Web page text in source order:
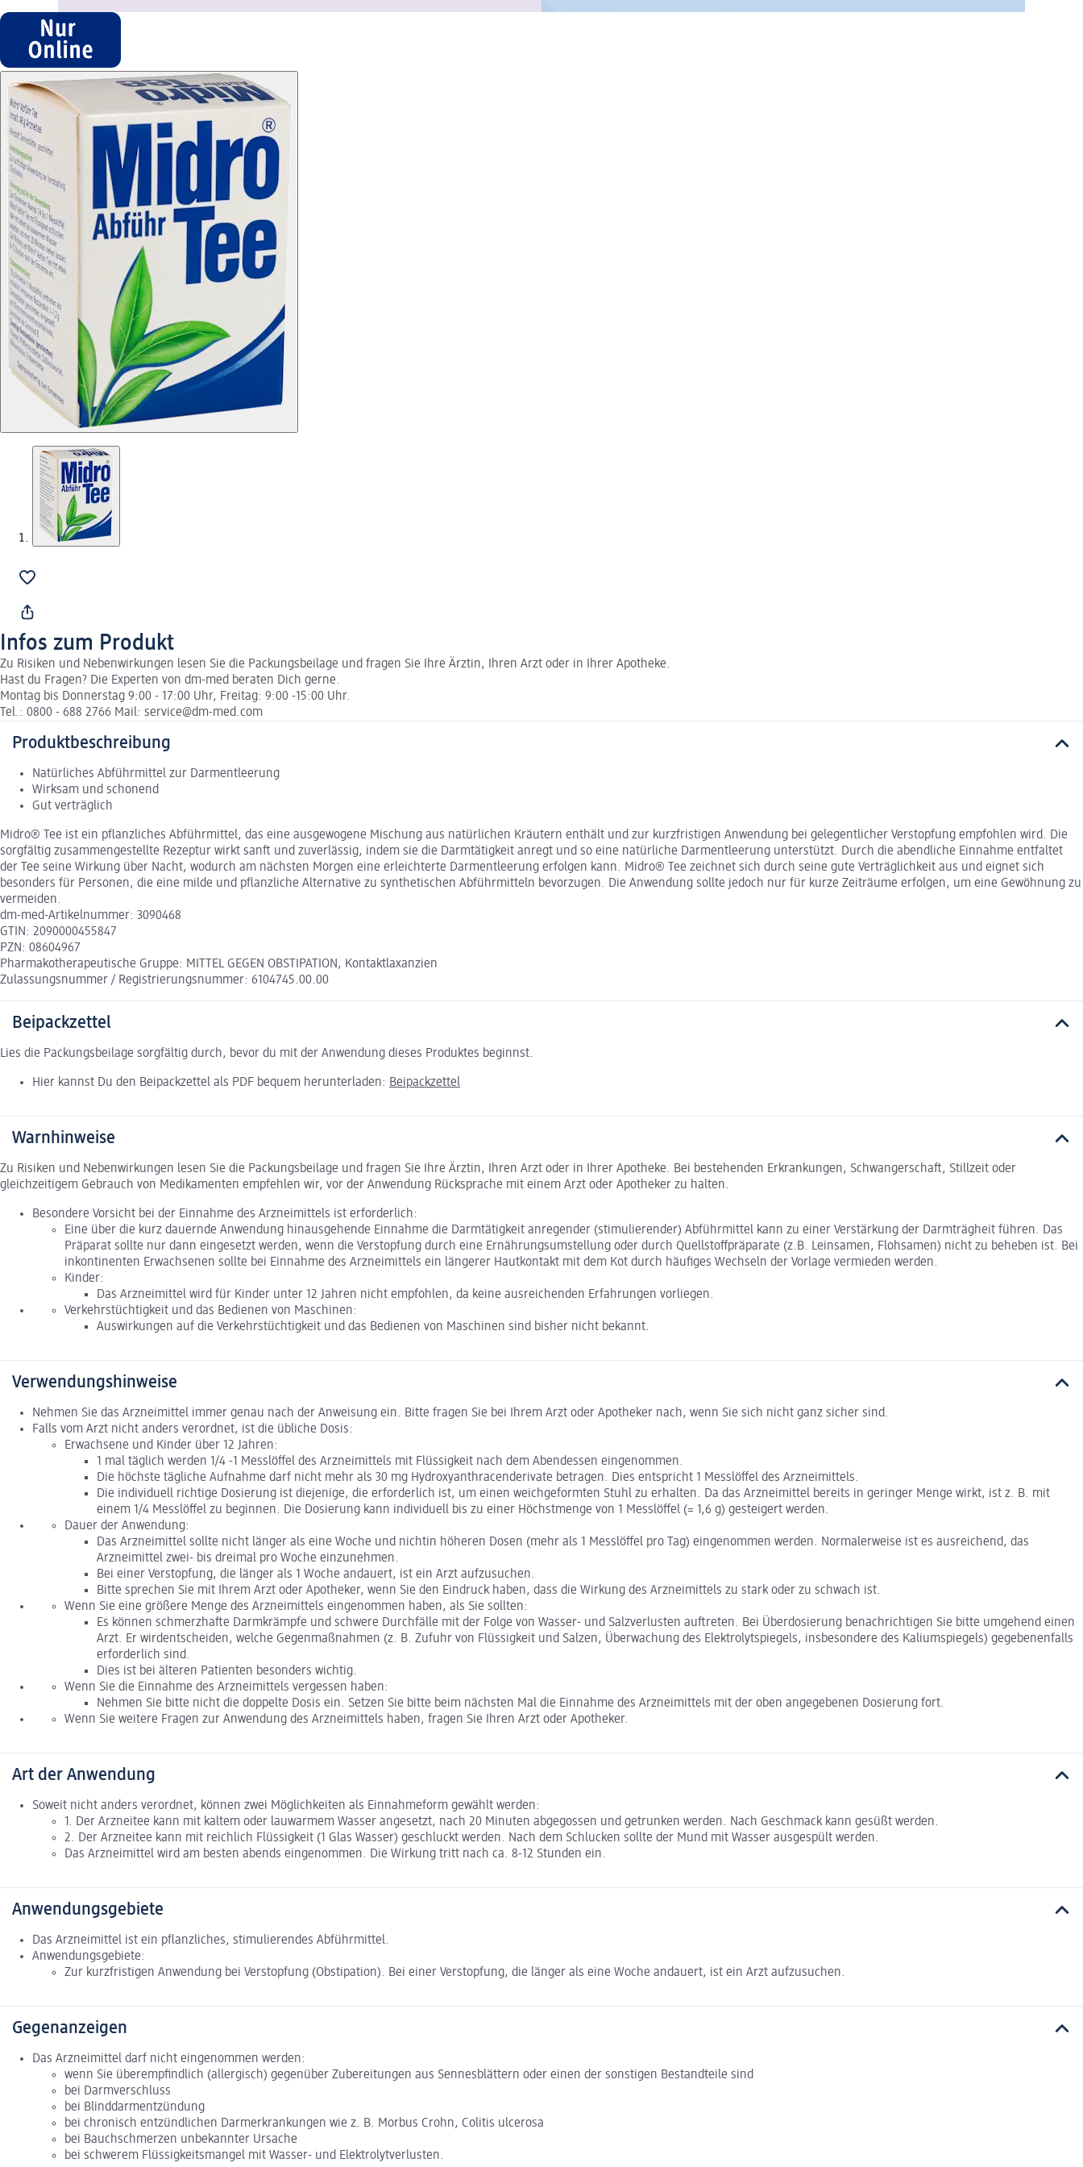
Infos zum Produkt
Zu Risiken und Nebenwirkungen lesen Sie die Packungsbeilage und fragen Sie Ihre Ärztin, Ihren Arzt oder in Ihrer Apotheke.
Hast du Fragen? Die Experten von dm-med beraten Dich gerne.
Montag bis Donnerstag 9:00 - 17:00 Uhr, Freitag: 9:00 -15:00 Uhr.
Tel.: 0800 - 688 2766 Mail: service@dm-med.com
Produktbeschreibung
Natürliches Abführmittel zur Darmentleerung
Wirksam und schonend
Gut verträglich
Midro® Tee ist ein pflanzliches Abführmittel, das eine ausgewogene Mischung aus natürlichen Kräutern enthält und zur kurzfristigen Anwendung bei gelegentlicher Verstopfung empfohlen wird. Die
sorgfältig zusammengestellte Rezeptur wirkt sanft und zuverlässig, indem sie die Darmtätigkeit anregt und so eine natürliche Darmentleerung unterstützt. Durch die abendliche Einnahme entfaltet
der Tee seine Wirkung über Nacht, wodurch am nächsten Morgen eine erleichterte Darmentleerung erfolgen kann. Midro® Tee zeichnet sich durch seine gute Verträglichkeit aus und eignet sich
besonders für Personen, die eine milde und pflanzliche Alternative zu synthetischen Abführmitteln bevorzugen. Die Anwendung sollte jedoch nur für kurze Zeiträume erfolgen, um eine Gewöhnung zu
vermeiden.
dm-med-Artikelnummer: 3090468
GTIN: 2090000455847
PZN: 08604967
Pharmakotherapeutische Gruppe: MITTEL GEGEN OBSTIPATION, Kontaktlaxanzien
Zulassungsnummer / Registrierungsnummer: 6104745.00.00
Beipackzettel
Lies die Packungsbeilage sorgfältig durch, bevor du mit der Anwendung dieses Produktes beginnst.
Hier kannst Du den Beipackzettel als PDF bequem herunterladen: Beipackzettel
Warnhinweise
Zu Risiken und Nebenwirkungen lesen Sie die Packungsbeilage und fragen Sie Ihre Ärztin, Ihren Arzt oder in Ihrer Apotheke. Bei bestehenden Erkrankungen, Schwangerschaft, Stillzeit oder
gleichzeitigem Gebrauch von Medikamenten empfehlen wir, vor der Anwendung Rücksprache mit einem Arzt oder Apotheker zu halten.
Besondere Vorsicht bei der Einnahme des Arzneimittels ist erforderlich:
Eine über die kurz dauernde Anwendung hinausgehende Einnahme die Darmtätigkeit anregender (stimulierender) Abführmittel kann zu einer Verstärkung der Darmträgheit führen. Das
Präparat sollte nur dann eingesetzt werden, wenn die Verstopfung durch eine Ernährungsumstellung oder durch Quellstoffpräparate (z.B. Leinsamen, Flohsamen) nicht zu beheben ist. Bei
inkontinenten Erwachsenen sollte bei Einnahme des Arzneimittels ein längerer Hautkontakt mit dem Kot durch häufiges Wechseln der Vorlage vermieden werden.
Kinder:
Das Arzneimittel wird für Kinder unter 12 Jahren nicht empfohlen, da keine ausreichenden Erfahrungen vorliegen.
Verkehrstüchtigkeit und das Bedienen von Maschinen:
Auswirkungen auf die Verkehrstüchtigkeit und das Bedienen von Maschinen sind bisher nicht bekannt.
Verwendungshinweise
Nehmen Sie das Arzneimittel immer genau nach der Anweisung ein. Bitte fragen Sie bei Ihrem Arzt oder Apotheker nach, wenn Sie sich nicht ganz sicher sind.
Falls vom Arzt nicht anders verordnet, ist die übliche Dosis:
Erwachsene und Kinder über 12 Jahren:
1 mal täglich werden 1/4 -1 Messlöffel des Arzneimittels mit Flüssigkeit nach dem Abendessen eingenommen.
Die höchste tägliche Aufnahme darf nicht mehr als 30 mg Hydroxyanthracenderivate betragen. Dies entspricht 1 Messlöffel des Arzneimittels.
Die individuell richtige Dosierung ist diejenige, die erforderlich ist, um einen weichgeformten Stuhl zu erhalten. Da das Arzneimittel bereits in geringer Menge wirkt, ist z. B. mit
einem 1/4 Messlöffel zu beginnen. Die Dosierung kann individuell bis zu einer Höchstmenge von 1 Messlöffel (= 1,6 g) gesteigert werden.
Dauer der Anwendung:
Das Arzneimittel sollte nicht länger als eine Woche und nichtin höheren Dosen (mehr als 1 Messlöffel pro Tag) eingenommen werden. Normalerweise ist es ausreichend, das
Arzneimittel zwei- bis dreimal pro Woche einzunehmen.
Bei einer Verstopfung, die länger als 1 Woche andauert, ist ein Arzt aufzusuchen.
Bitte sprechen Sie mit Ihrem Arzt oder Apotheker, wenn Sie den Eindruck haben, dass die Wirkung des Arzneimittels zu stark oder zu schwach ist.
Wenn Sie eine größere Menge des Arzneimittels eingenommen haben, als Sie sollten:
Es können schmerzhafte Darmkrämpfe und schwere Durchfälle mit der Folge von Wasser- und Salzverlusten auftreten. Bei Überdosierung benachrichtigen Sie bitte umgehend einen
Arzt. Er wirdentscheiden, welche Gegenmaßnahmen (z. B. Zufuhr von Flüssigkeit und Salzen, Überwachung des Elektrolytspiegels, insbesondere des Kaliumspiegels) gegebenenfalls
erforderlich sind.
Dies ist bei älteren Patienten besonders wichtig.
Wenn Sie die Einnahme des Arzneimittels vergessen haben:
Nehmen Sie bitte nicht die doppelte Dosis ein. Setzen Sie bitte beim nächsten Mal die Einnahme des Arzneimittels mit der oben angegebenen Dosierung fort.
Wenn Sie weitere Fragen zur Anwendung des Arzneimittels haben, fragen Sie Ihren Arzt oder Apotheker.
Art der Anwendung
Soweit nicht anders verordnet, können zwei Möglichkeiten als Einnahmeform gewählt werden:
1. Der Arzneitee kann mit kaltem oder lauwarmem Wasser angesetzt, nach 20 Minuten abgegossen und getrunken werden. Nach Geschmack kann gesüßt werden.
2. Der Arzneitee kann mit reichlich Flüssigkeit (1 Glas Wasser) geschluckt werden. Nach dem Schlucken sollte der Mund mit Wasser ausgespült werden.
Das Arzneimittel wird am besten abends eingenommen. Die Wirkung tritt nach ca. 8-12 Stunden ein.
Anwendungsgebiete
Das Arzneimittel ist ein pflanzliches, stimulierendes Abführmittel.
Anwendungsgebiete:
Zur kurzfristigen Anwendung bei Verstopfung (Obstipation). Bei einer Verstopfung, die länger als eine Woche andauert, ist ein Arzt aufzusuchen.
Gegenanzeigen
Das Arzneimittel darf nicht eingenommen werden:
wenn Sie überempfindlich (allergisch) gegenüber Zubereitungen aus Sennesblättern oder einen der sonstigen Bestandteile sind
bei Darmverschluss
bei Blinddarmentzündung
bei chronisch entzündlichen Darmerkrankungen wie z. B. Morbus Crohn, Colitis ulcerosa
bei Bauchschmerzen unbekannter Ursache
bei schwerem Flüssigkeitsmangel mit Wasser- und Elektrolytverlusten.